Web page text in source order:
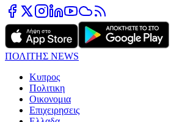
ΠΟΛΙΤΗΣ NEWS
Κυπρος
Πολιτικη
Οικονομια
Επιχειρησεις